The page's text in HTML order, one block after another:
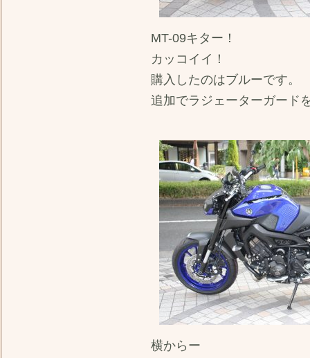
MT-09キター！
カッコイイ！
購入したのはブルーです。
追加でラジェーターガード
横からー